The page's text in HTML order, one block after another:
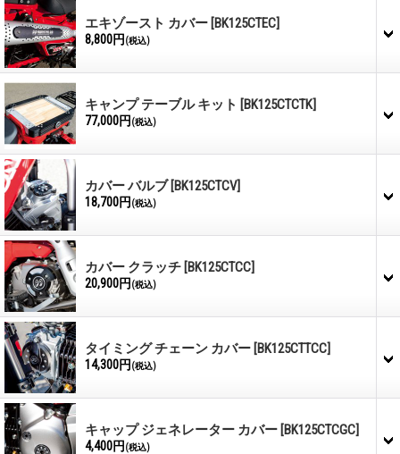
エキゾースト カバー [BK125CTEC]
8,800円 (税込)
キャンプ テーブル キット [BK125CTCTK]
77,000円 (税込)
カバー バルブ [BK125CTCV]
18,700円 (税込)
カバー クラッチ [BK125CTCC]
20,900円 (税込)
タイミング チェーン カバー [BK125CTTCC]
14,300円 (税込)
キャップ ジェネレーター カバー [BK125CTCGC]
4,400円 (税込)